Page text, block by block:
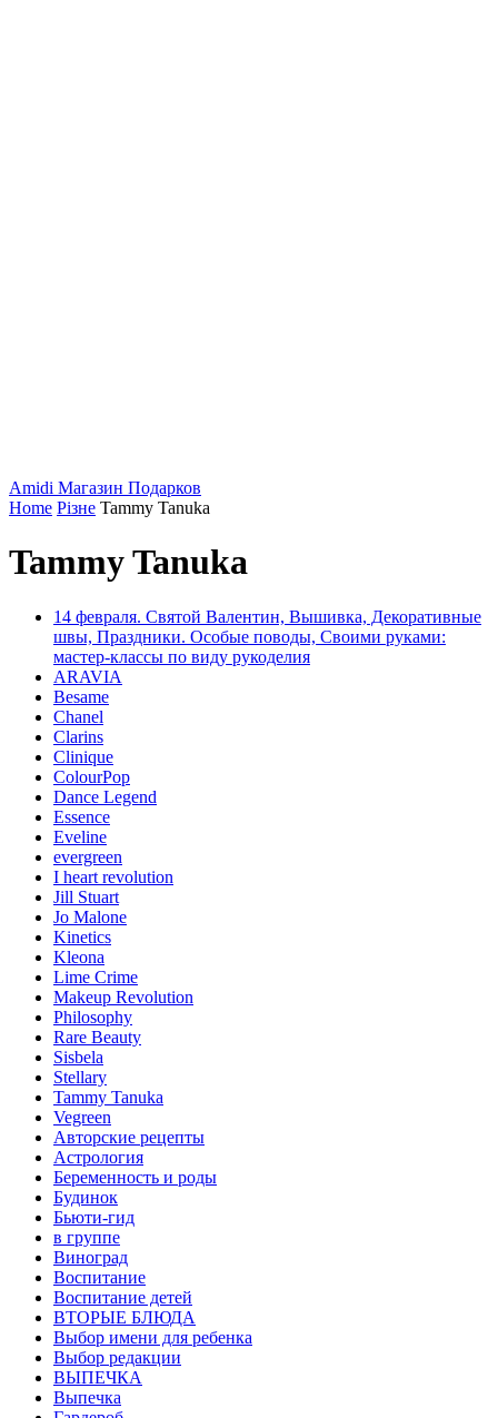
Amidi Магазин Подарков
Home Різне Tammy Tanuka
Tammy Tanuka
14 февраля. Святой Валентин, Вышивка, Декоративные
швы, Праздники. Особые поводы, Своими руками:
мастер-классы по виду рукоделия
ARAVIA
Besame
Chanel
Clarins
Clinique
ColourPop
Dance Legend
Essence
Eveline
evergreen
I heart revolution
Jill Stuart
Jo Malone
Kinetics
Kleona
Lime Crime
Makeup Revolution
Philosophy
Rare Beauty
Sisbela
Stellary
Tammy Tanuka
Vegreen
Авторские рецепты
Астрология
Беременность и роды
Будинок
Бьюти-гид
в группе
Виноград
Воспитание
Воспитание детей
ВТОРЫЕ БЛЮДА
Выбор имени для ребенка
Выбор редакции
ВЫПЕЧКА
Выпечка